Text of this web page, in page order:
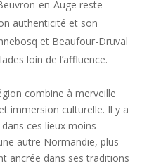
en-Auge reste
authenticité et son
et Beaufour-Druval
loin de l’affluence.
combine à merveille
immersion culturelle. Il y a
ces lieux moins
autre Normandie, plus
ancrée dans ses traditions